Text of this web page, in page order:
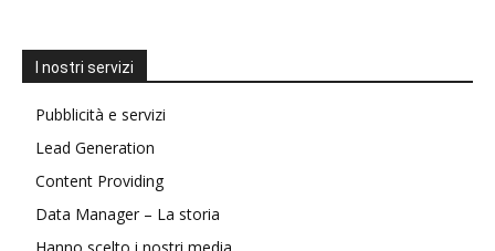
I nostri servizi
Pubblicità e servizi
Lead Generation
Content Providing
Data Manager – La storia